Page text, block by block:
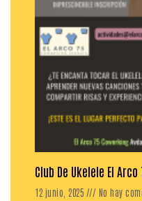
Club De Ukelele El Arco
12 junio, 2025 No hay